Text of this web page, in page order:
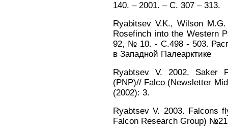
140. – 2001. – С. 307 – 313.
Ryabitsev V.K., Wilson
Rosefinch into the Western
92, № 10. - С.498 - 503.
в Западной Палеарктике
Ryabtsev V. 2002. Saker
(PNP)// Falco (Newsletter
(2002): 3.
Ryabtsev V. 2003. Falcons
Falcon Research Group)